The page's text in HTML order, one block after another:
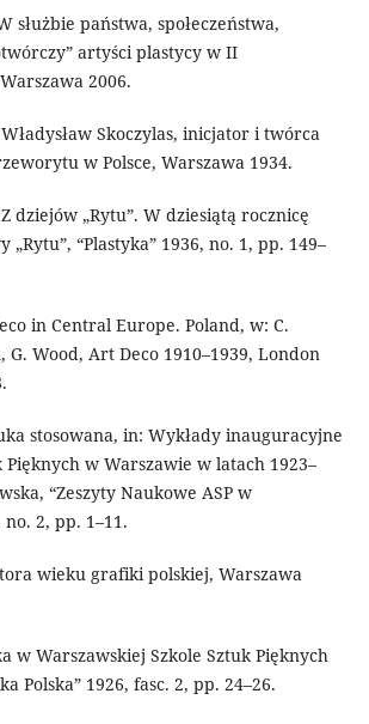
służbie państwa, społeczeństwa,
artyści plastycy w II
2006.
Skoczylas, inicjator i twórca
w Polsce, Warszawa 1934.
dziejów „Rytu”. W dziesiątą rocznicę
“Plastyka” 1936, no. 1, pp. 149–
in Central Europe. Poland, w: C.
G. Wood, Art Deco 1910–1939, London
stosowana, in: Wykłady inauguracyjne
w Warszawie w latach 1923–
“Zeszyty Naukowe ASP w
2, pp. 1–11.
wieku grafiki polskiej, Warszawa
w Warszawskiej Szkole Sztuk Pięknych
Polska” 1926, fasc. 2, pp. 24–26.